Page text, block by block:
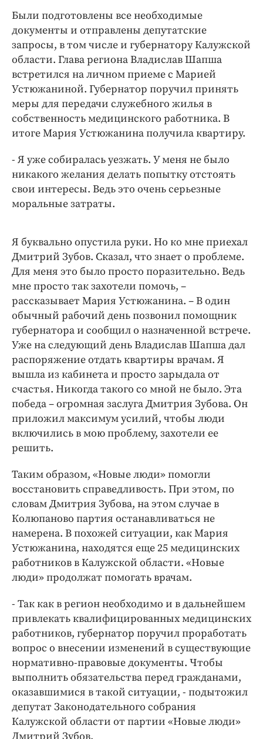
Были подготовлены все необходимые
документы и отправлены депутатские
запросы, в том числе и губернатору Калужской
области. Глава региона Владислав Шапша
встретился на личном приеме с Марией
Устюжаниной. Губернатор поручил принять
меры для передачи служебного жилья в
собственность медицинского работника. В
итоге Мария Устюжанина получила квартиру.
- Я уже собиралась уезжать. У меня не было
никакого желания делать попытку отстоять
свои интересы. Ведь это очень серьезные
моральные затраты.
Я буквально опустила руки. Но ко мне приехал
Дмитрий Зубов. Сказал, что знает о проблеме.
Для меня это было просто поразительно. Ведь
мне просто так захотели помочь, –
рассказывает Мария Устюжанина. – В один
обычный рабочий день позвонил помощник
губернатора и сообщил о назначенной встрече.
Уже на следующий день Владислав Шапша дал
распоряжение отдать квартиры врачам. Я
вышла из кабинета и просто зарыдала от
счастья. Никогда такого со мной не было. Эта
победа – огромная заслуга Дмитрия Зубова. Он
приложил максимум усилий, чтобы люди
включились в мою проблему, захотели ее
решить.
Таким образом, «Новые люди» помогли
восстановить справедливость. При этом, по
словам Дмитрия Зубова, на этом случае в
Колюпаново партия останавливаться не
намерена. В похожей ситуации, как Мария
Устюжанина, находятся еще 25 медицинских
работников в Калужской области. «Новые
люди» продолжат помогать врачам.
- Так как в регион необходимо и в дальнейшем
привлекать квалифицированных медицинских
работников, губернатор поручил проработать
вопрос о внесении изменений в существующие
нормативно-правовые документы. Чтобы
выполнить обязательства перед гражданами,
оказавшимися в такой ситуации, - подытожил
депутат Законодательного собрания
Калужской области от партии «Новые люди»
Дмитрий Зубов.